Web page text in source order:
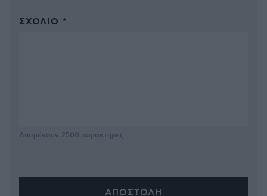
ΣΧΌΛΙΟ *
Απομένουν 2500 χαρακτήρες